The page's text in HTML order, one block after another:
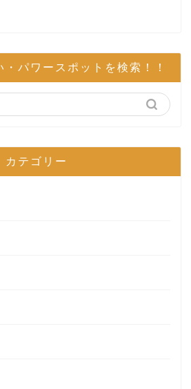
パワースポットを検索！！
カテゴリー